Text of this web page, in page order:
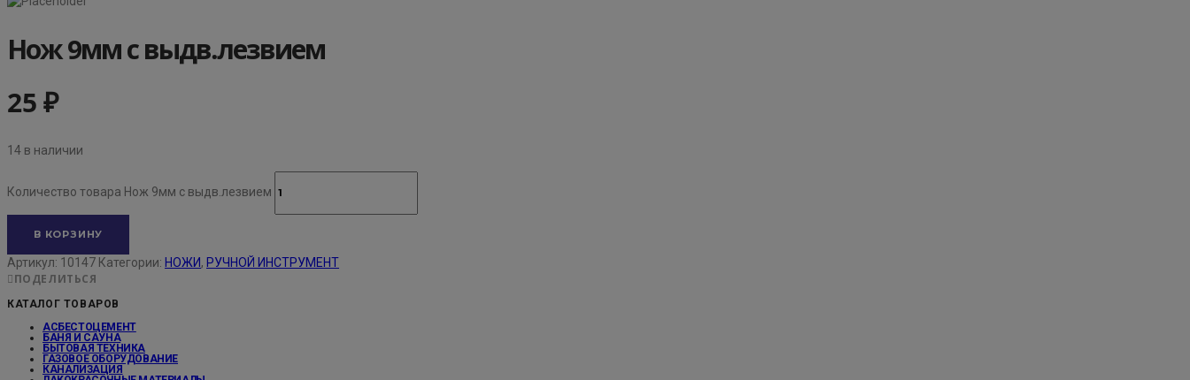
Нож 9мм с выдв.лезвием
25₽
14 в наличии
Количество товара Нож 9мм с выдв.лезвием
В КОРЗИНУ
Артикул: 10147 Категории: НОЖИ, РУЧНОЙ ИНСТРУМЕНТ
ПОДЕЛИТЬСЯ
КАТАЛОГ ТОВАРОВ
АСБЕСТОЦЕМЕНТ
БАНЯ И САУНА
БЫТОВАЯ ТЕХНИКА
ГАЗОВОЕ ОБОРУДОВАНИЕ
КАНАЛИЗАЦИЯ